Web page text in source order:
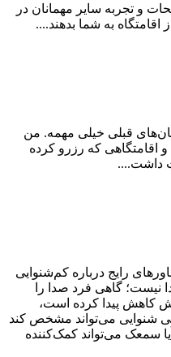
و تجربه سایر مهمانان در
اقامتگاه به شما بدهند....
قبلی خیلی مهمه. من
اقامتگاهی که رزرو کرده
داشت....
رایج درباره کم‌شنوایی
گاهی فرد صدا را
کاهش پیدا کرده است،
شنوایی می‌تواند مشخص کند
سمعک می‌تواند کمک‌کننده